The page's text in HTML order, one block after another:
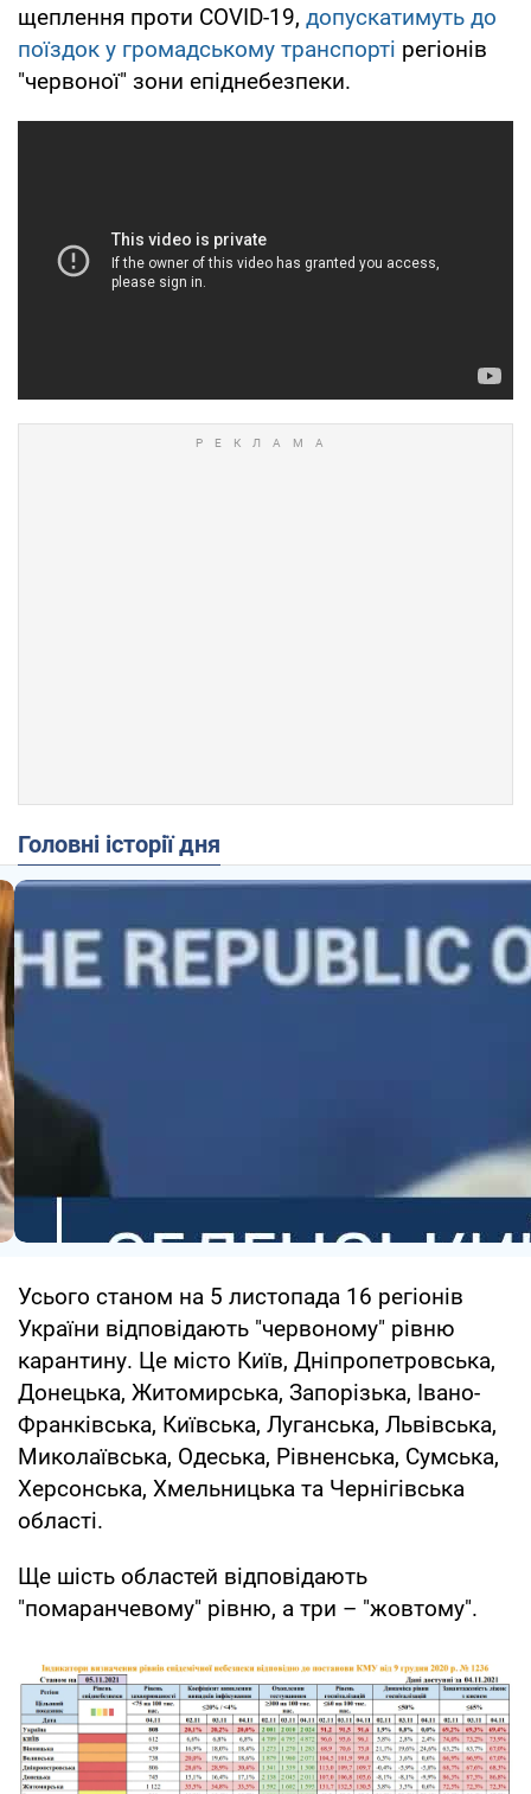
щеплення проти COVID-19, допускатимуть до
поїздок у громадському транспорті регіонів
"червоної" зони епіднебезпеки.
Головні історії дня
Усього станом на 5 листопада 16 регіонів
України відповідають "червоному" рівню
карантину. Це місто Київ, Дніпропетровська,
Донецька, Житомирська, Запорізька, Івано-
Франківська, Київська, Луганська, Львівська,
Миколаївська, Одеська, Рівненська, Сумська,
Херсонська, Хмельницька та Чернігівська
області.
Ще шість областей відповідають
"помаранчевому" рівню, а три – "жовтому".